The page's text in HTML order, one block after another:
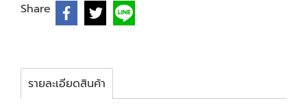
Share
รายละเอียดสินค้า